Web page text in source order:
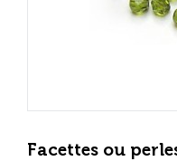
Facettes ou